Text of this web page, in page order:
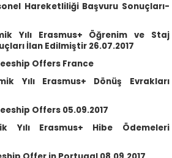
Hareketliliği Başvuru Sonuçları-
Yılı Erasmus+ Öğrenim ve Staj
İlan Edilmiştir 26.07.2017
Offers France
Yılı Erasmus+ Dönüş Evrakları
Offers 05.09.2017
Yılı Erasmus+ Hibe Ödemeleri